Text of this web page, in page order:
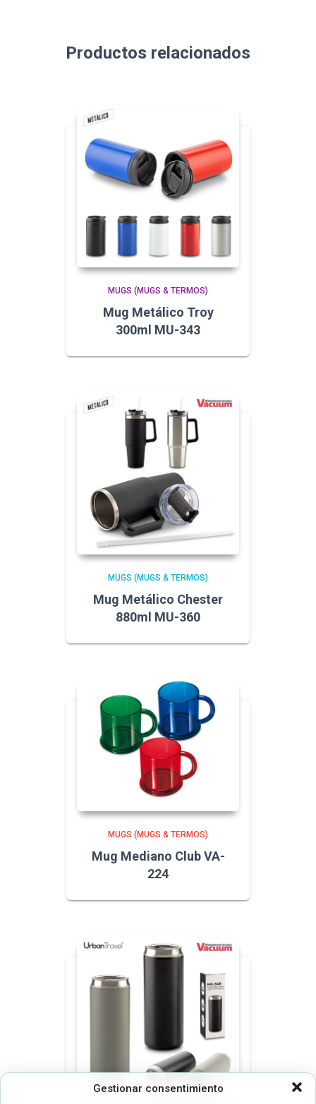
Gestionar consentimiento
Productos relacionados
MUGS (MUGS & TERMOS)
Mug Metálico Troy
300ml MU-343
MUGS (MUGS & TERMOS)
Mug Metálico Chester
880ml MU-360
MUGS (MUGS & TERMOS)
Mug Mediano Club VA-
224